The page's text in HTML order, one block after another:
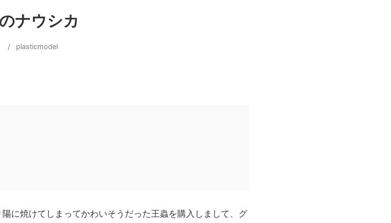
ナウシカ
/ plasticmodel
に焼けてしまってかわいそうだった王蟲を購入しまして、グ